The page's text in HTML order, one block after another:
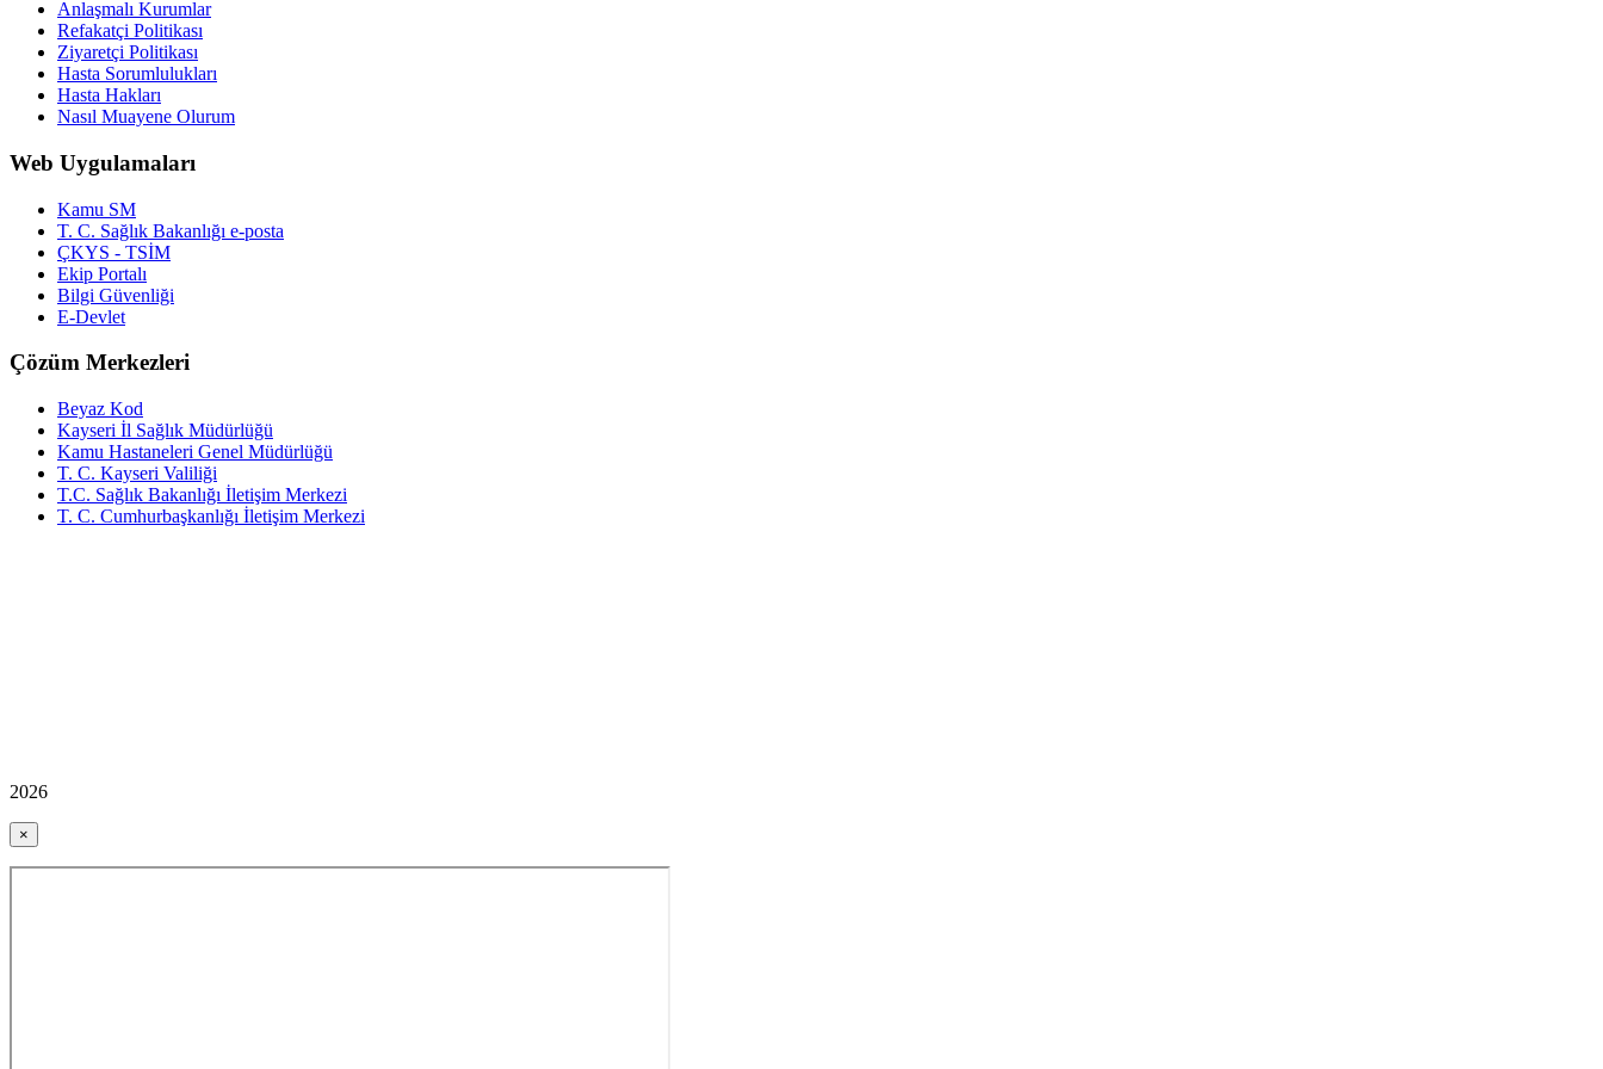
Anlaşmalı Kurumlar
Refakatçi Politikası
Ziyaretçi Politikası
Hasta Sorumlulukları
Hasta Hakları
Nasıl Muayene Olurum
Web Uygulamaları
Kamu SM
T. C. Sağlık Bakanlığı e-posta
ÇKYS - TSİM
Ekip Portalı
Bilgi Güvenliği
E-Devlet
Çözüm Merkezleri
Beyaz Kod
Kayseri İl Sağlık Müdürlüğü
Kamu Hastaneleri Genel Müdürlüğü
T. C. Kayseri Valiliği
T.C. Sağlık Bakanlığı İletişim Merkezi
T. C. Cumhurbaşkanlığı İletişim Merkezi
2026
×